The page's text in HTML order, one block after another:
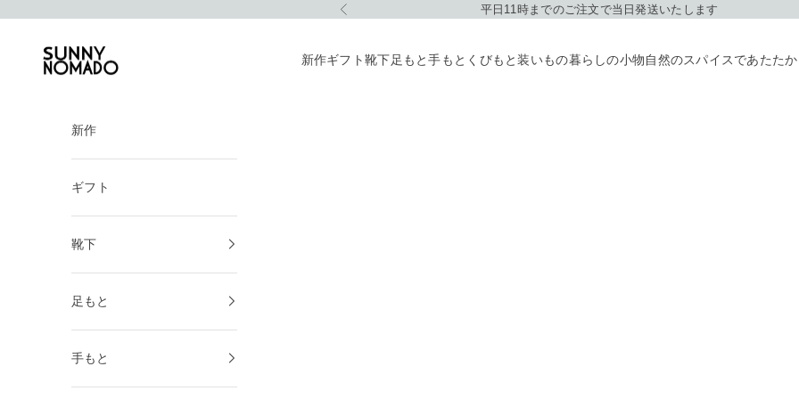
前へ 平日11時までのご注文で当日発送いたします
SUNNY NOMADO
新作ギフト靴下足もと手もと くびもと装いもの暮らしの小物自然のスパイスであたたか
新作
ギフト
靴下
足もと
手もと